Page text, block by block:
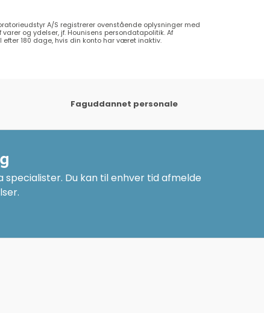
A/S registrerer ovenstående oplysninger med
og ydelser, jf. Hounisens persondatapolitik. Af
180 dage, hvis din konto har været inaktiv.
Faguddannet personale
Du kan til enhver tid afmelde